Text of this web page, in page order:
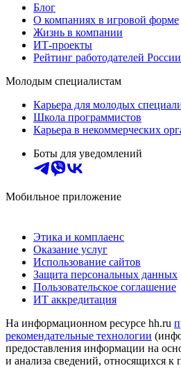
Блог
О компаниях в игровой форме
Жизнь в компании
ИТ-проекты
Рейтинг работодателей России
Молодым специалистам
Карьера для молодых
Школа программистов
Карьера в некоммерческих
Боты для уведомлений
Мобильное приложение
Этика и комплаенс
Оказание услуг
Использование сайтов
Защита персональных данных
Пользовательское соглашение
ИТ аккредитация
На информационном ресурсе hh.ru
рекомендательные технологии
предоставления информации на
и анализа сведений, относящихся к